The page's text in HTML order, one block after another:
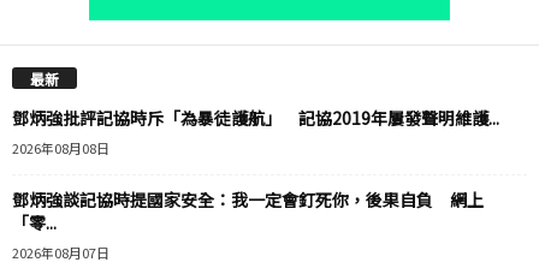
最新
鄧炳強批評記協時斥「為暴徒護航」 記協2019年屢發聲明維護...
2026年08月08日
鄧炳強談記協時提國家安全：我一定會釘死你，後果自負 網上
「零...
2026年08月07日